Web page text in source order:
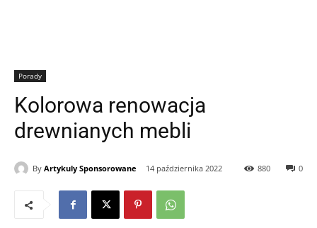
Porady
Kolorowa renowacja
drewnianych mebli
By Artykuly Sponsorowane 14 października 2022 0
880